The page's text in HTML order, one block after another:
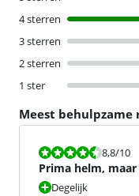
4 sterren
3 sterren
2 sterren
1 ster
Meest behulpzame
Beoordeling is 8,8 van de
8,8/10
Prima helm,
productiedatum
Degelijk